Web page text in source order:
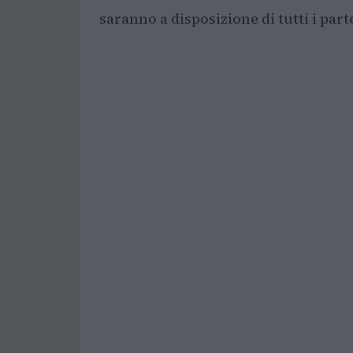
saranno a disposizione di tutti i